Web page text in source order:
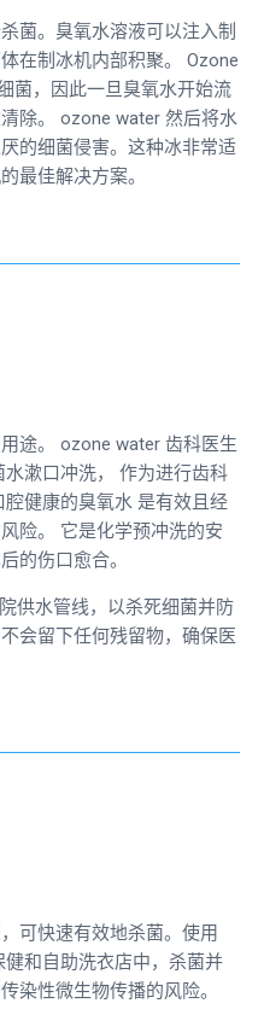
菌。臭氧水溶液可以注入制
在制冰机内部积聚。 Ozone
菌，因此一旦臭氧水开始流
除。 ozone water 然后将水
的细菌侵害。这种冰非常适
最佳解决方案。
途。 ozone water 齿科医生
漱口冲洗，
作为进行齿科
腔健康的臭氧水 是有效且经
险。
它是化学预冲洗的安
的伤口愈合。
供水管线，以杀死细菌并防
会留下任何残留物，确保医
可快速有效地杀菌。使用
和自助洗衣店中，杀菌并
染性微生物传播的风险。